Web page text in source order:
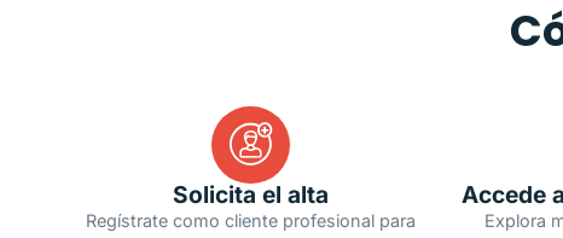
Solicita el alta
Regístrate como cliente profesional para
Accede
Explora